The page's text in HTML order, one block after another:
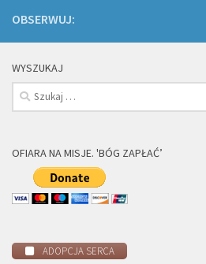
OBSERWUJ:
WYSZUKAJ
Szukaj:
OFIARA NA MISJE. 'BÓG ZAPŁAĆ’
ADOPCJA SERCA